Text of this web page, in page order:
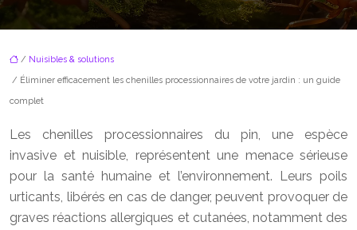
/ Nuisibles & solutions
/ Éliminer efficacement les chenilles processionnaires de votre jardin : un guide
complet
Les chenilles processionnaires du pin, une espèce
invasive et nuisible, représentent une menace sérieuse
pour la santé humaine et l’environnement. Leurs poils
urticants, libérés en cas de danger, peuvent provoquer de
graves réactions allergiques et cutanées, notamment des